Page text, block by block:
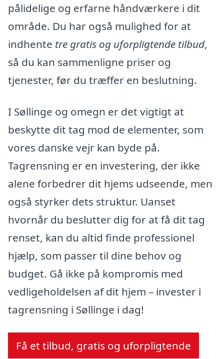
pålidelige og erfarne håndværkere i dit
område. Du har også mulighed for at
indhente tre gratis og uforpligtende tilbud,
så du kan sammenligne priser og
tjenester, før du træffer en beslutning.
I Søllinge og omegn er det vigtigt at
beskytte dit tag mod de elementer, som
vores danske vejr kan byde på.
Tagrensning er en investering, der ikke
alene forbedrer dit hjems udseende, men
også styrker dets struktur. Uanset
hvornår du beslutter dig for at få dit tag
renset, kan du altid finde professionel
hjælp, som passer til dine behov og
budget. Gå ikke på kompromis med
vedligeholdelsen af dit hjem – invester i
tagrensning i Søllinge i dag!
Få et tilbud, gratis og uforpligtende